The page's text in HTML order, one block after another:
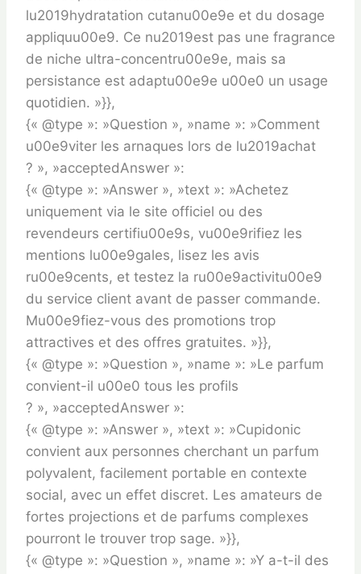
lu2019hydratation cutanu00e9e et du dosage
appliquu00e9. Ce nu2019est pas une fragrance
de niche ultra-concentru00e9e, mais sa
persistance est adaptu00e9e u00e0 un usage
quotidien. »}},
{« @type »: »Question », »name »: »Comment
u00e9viter les arnaques lors de lu2019achat
? », »acceptedAnswer »:
{« @type »: »Answer », »text »: »Achetez
uniquement via le site officiel ou des
revendeurs certifiu00e9s, vu00e9rifiez les
mentions lu00e9gales, lisez les avis
ru00e9cents, et testez la ru00e9activitu00e9
du service client avant de passer commande.
Mu00e9fiez-vous des promotions trop
attractives et des offres gratuites. »}},
{« @type »: »Question », »name »: »Le parfum
convient-il u00e0 tous les profils
? », »acceptedAnswer »:
{« @type »: »Answer », »text »: »Cupidonic
convient aux personnes cherchant un parfum
polyvalent, facilement portable en contexte
social, avec un effet discret. Les amateurs de
fortes projections et de parfums complexes
pourront le trouver trop sage. »}},
{« @type »: »Question », »name »: »Y a-t-il des